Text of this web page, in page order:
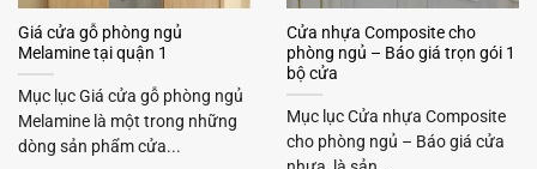
Giá cửa gỗ phòng ngủ
Melamine tại quận 1
Mục lục Giá cửa gỗ phòng ngủ
Melamine là một trong những
dòng sản phẩm cửa...
Cửa nhựa Composite cho
phòng ngủ – Báo giá trọn gói 1
bộ cửa
Mục lục Cửa nhựa Composite
cho phòng ngủ – Báo giá cửa